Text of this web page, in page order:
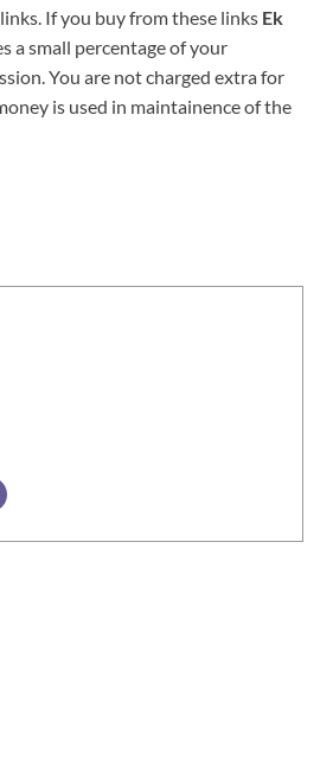
If you buy from these links Ek
a small percentage of your
You are not charged extra for
is used in maintainence of the